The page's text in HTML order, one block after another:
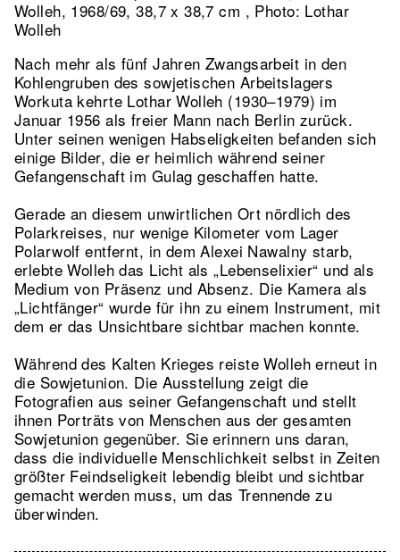
Wolleh, 1968/69, 38,7 x 38,7 cm , Photo: Lothar
Wolleh
Nach mehr als fünf Jahren Zwangsarbeit in den
Kohlengruben des sowjetischen Arbeitslagers
Workuta kehrte Lothar Wolleh (1930–1979) im
Januar 1956 als freier Mann nach Berlin zurück.
Unter seinen wenigen Habseligkeiten befanden sich
einige Bilder, die er heimlich während seiner
Gefangenschaft im Gulag geschaffen hatte.
Gerade an diesem unwirtlichen Ort nördlich des
Polarkreises, nur wenige Kilometer vom Lager
Polarwolf entfernt, in dem Alexei Nawalny starb,
erlebte Wolleh das Licht als „Lebenselixier“ und als
Medium von Präsenz und Absenz. Die Kamera als
„Lichtfänger“ wurde für ihn zu einem Instrument, mit
dem er das Unsichtbare sichtbar machen konnte.
Während des Kalten Krieges reiste Wolleh erneut in
die Sowjetunion. Die Ausstellung zeigt die
Fotografien aus seiner Gefangenschaft und stellt
ihnen Porträts von Menschen aus der gesamten
Sowjetunion gegenüber. Sie erinnern uns daran,
dass die individuelle Menschlichkeit selbst in Zeiten
größter Feindseligkeit lebendig bleibt und sichtbar
gemacht werden muss, um das Trennende zu
überwinden.